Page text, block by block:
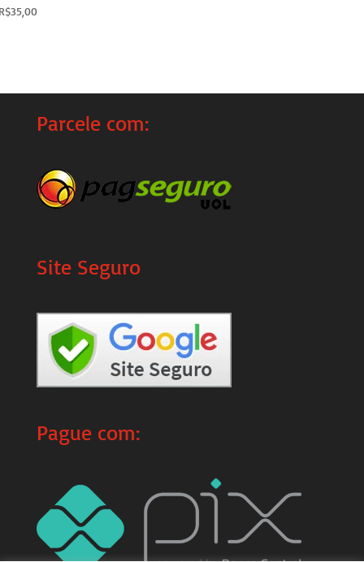
35,00
Parcele com:
Site Seguro
Pague com: